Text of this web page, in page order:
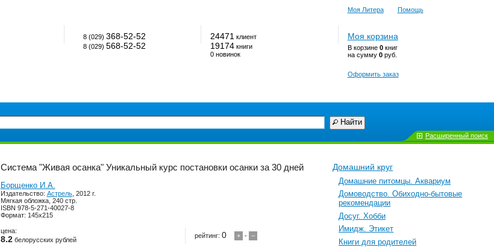
Моя Литера Помощь
8 (029)368-52-52
8 (029)568-52-52
24471 клиент
19174 книги
0 новинок
Моя корзина
В корзине 0книг
на сумму 0руб.
Оформить заказ
Найти
Расширенный поиск
Система "Живая осанка" Уникальный курс постановки осанки за 30 дней
Борщенко И.А.
Издательство: Астрель, 2012 г.
Мягкая обложка, 240 стр.
ISBN 978-5-271-40027-8
Формат: 145x215
рейтинг: 0 + - −
цена:
8.2белорусских рублей
Домашний круг
Домашние питомцы. Аквариум
Домоводство. Обиходно-бытовые
рекомендации
Досуг. Хобби
Имидж. Этикет
Книги для родителей